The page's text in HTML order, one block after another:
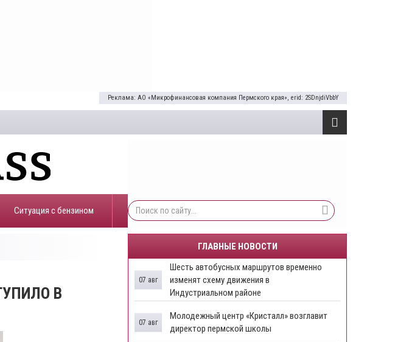
Реклама: АО «Микрофинансовая компания Пермского края», erid: 2SDnjdiVbbY
​Ситуация с бензином
В
ГЛАВНЫЕ НОВОСТИ
Шесть автобусных маршрутов временно
изменят схему движения в
Индустриальном районе
07 авг
Молодежный центр «Кристалл» возглавит
директор пермской школы
07 авг